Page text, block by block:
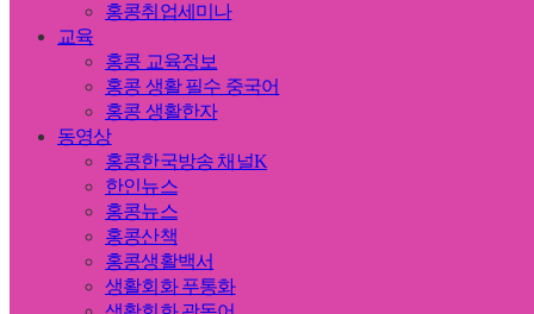
홍콩취업세미나
교육
홍콩 교육정보
홍콩 생활 필수 중국어
홍콩 생활한자
동영상
홍콩한국방송 채널K
한인뉴스
홍콩뉴스
홍콩산책
홍콩생활백서
생활회화 푸통화